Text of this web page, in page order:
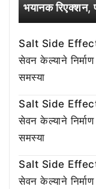
भयानक रिएक्शन,
Salt Side
सेवन केल्याने
समस्या
Salt Side
सेवन केल्याने
समस्या
Salt Side
सेवन केल्याने